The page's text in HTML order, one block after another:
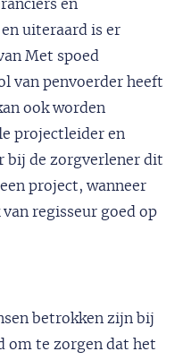
en
uiteraard is er
Met spoed
van penvoerder heeft
ook worden
projectleider en
bij de zorgverlener dit
project, wanneer
regisseur goed op
betrokken zijn bij
om te zorgen dat het